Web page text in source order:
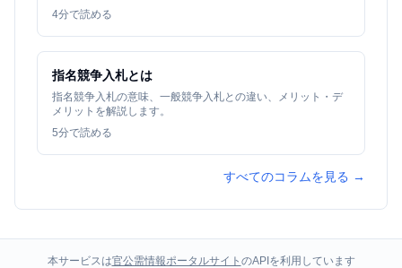
4分で読める
指名競争入札とは
指名競争入札の意味、一般競争入札との違い、メリット・デ
メリットを解説します。
5分で読める
すべてのコラムを見る →
本サービスは官公需情報ポータルサイト のAPIを利用しています